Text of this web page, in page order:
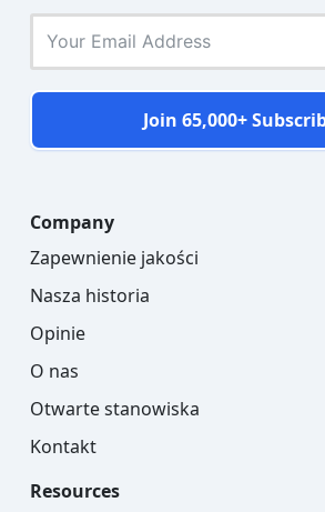
Join 65,000+
Company
Zapewnienie jakości
Nasza historia
Opinie
O nas
Otwarte stanowiska
Kontakt
Resources